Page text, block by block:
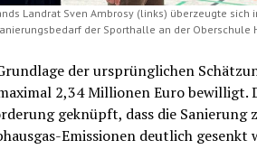
Landrat Sven Ambrosy (links) überzeugte
der Sporthalle an der Oberschule
der ursprünglichen
2,34 Millionen Euro bewilligt.
geknüpft, dass die Sanierung
Emissionen deutlich gesenkt